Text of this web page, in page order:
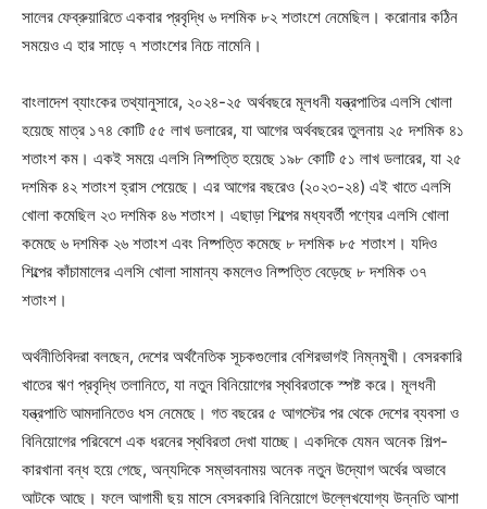
সালের ফেব্রুয়ারিতে একবার প্রবৃদ্ধি ৬ দশমিক ৮২ শতাংশে নেমেছিল। করোনার কঠিন
সময়েও এ হার সাড়ে ৭ শতাংশের নিচে নামেনি।
বাংলাদেশ ব্যাংকের তথ্যানুসারে, ২০২৪-২৫ অর্থবছরে মূলধনী যন্ত্রপাতির এলসি খোলা
হয়েছে মাত্র ১৭৪ কোটি ৫৫ লাখ ডলারের, যা আগের অর্থবছরের তুলনায় ২৫ দশমিক ৪১
শতাংশ কম। একই সময়ে এলসি নিষ্পত্তি হয়েছে ১৯৮ কোটি ৫১ লাখ ডলারের, যা ২৫
দশমিক ৪২ শতাংশ হ্রাস পেয়েছে। এর আগের বছরেও (২০২৩-২৪) এই খাতে এলসি
খোলা কমেছিল ২৩ দশমিক ৪৬ শতাংশ। এছাড়া শিল্পের মধ্যবর্তী পণ্যের এলসি খোলা
কমেছে ৬ দশমিক ২৬ শতাংশ এবং নিষ্পত্তি কমেছে ৮ দশমিক ৮৫ শতাংশ। যদিও
শিল্পের কাঁচামালের এলসি খোলা সামান্য কমলেও নিষ্পত্তি বেড়েছে ৮ দশমিক ৩৭
শতাংশ।
অর্থনীতিবিদরা বলছেন, দেশের অর্থনৈতিক সূচকগুলোর বেশিরভাগই নিম্নমুখী। বেসরকারি
খাতের ঋণ প্রবৃদ্ধি তলানিতে, যা নতুন বিনিয়োগের স্থবিরতাকে স্পষ্ট করে। মূলধনী
যন্ত্রপাতি আমদানিতেও ধস নেমেছে। গত বছরের ৫ আগস্টের পর থেকে দেশের ব্যবসা ও
বিনিয়োগের পরিবেশে এক ধরনের স্থবিরতা দেখা যাচ্ছে। একদিকে যেমন অনেক শিল্প-
কারখানা বন্ধ হয়ে গেছে, অন্যদিকে সম্ভাবনাময় অনেক নতুন উদ্যোগ অর্থের অভাবে
আটকে আছে। ফলে আগামী ছয় মাসে বেসরকারি বিনিয়োগে উল্লেখযোগ্য উন্নতি আশা